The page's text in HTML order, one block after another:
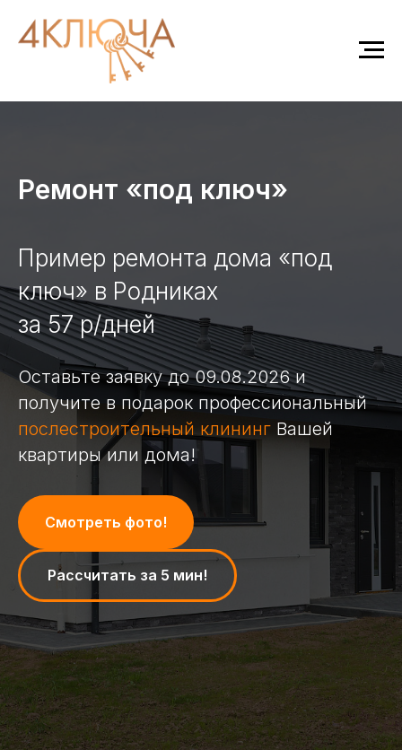
Ремонт «под ключ»
Пример ремонта дома «под
ключ» в Родниках
за 57 р/дней
Оставьте заявку до 09.08.2026 и
получите в подарок профессиональный
послестроительный клининг Вашей
квартиры или дома!
Смотреть фото!
Рассчитать за 5 мин!